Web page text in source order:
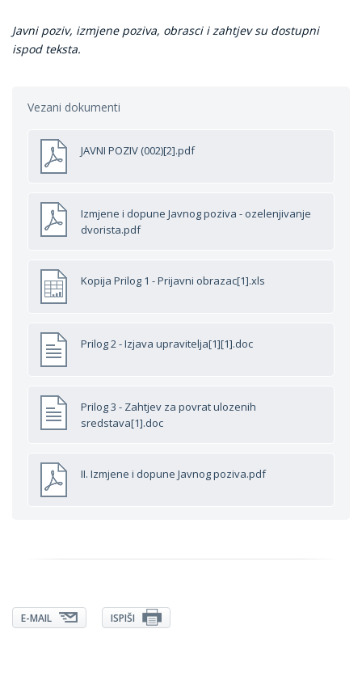
Javni poziv, izmjene poziva, obrasci i zahtjev su dostupni
ispod teksta.
Vezani dokumenti
JAVNI POZIV (002)[2].pdf
Izmjene i dopune Javnog poziva - ozelenjivanje
dvorista.pdf
Kopija Prilog 1 - Prijavni obrazac[1].xls
Prilog 2 - Izjava upravitelja[1][1].doc
Prilog 3 - Zahtjev za povrat ulozenih
sredstava[1].doc
II. Izmjene i dopune Javnog poziva.pdf
E-MAIL ISPIŠI